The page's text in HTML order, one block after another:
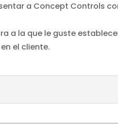
a Concept Controls
a la que le guste
el cliente.